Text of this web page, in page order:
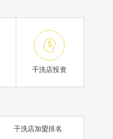

干洗店投资
干洗店加盟排名